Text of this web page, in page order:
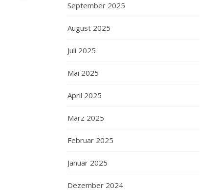
September 2025
August 2025
Juli 2025
Mai 2025
April 2025
März 2025
Februar 2025
Januar 2025
Dezember 2024